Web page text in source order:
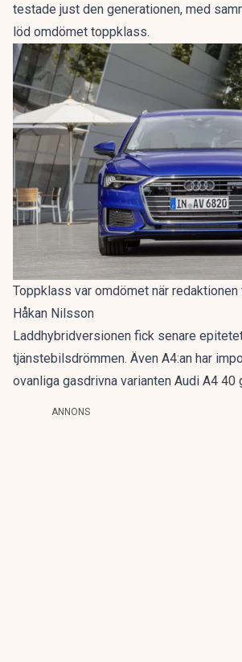
testade just den generationen, med
löd omdömet toppklass.
Toppklass var omdömet när redaktionen
Håkan Nilsson
Laddhybridversionen fick senare
tjänstebilsdrömmen. Även A4:an har
ovanliga gasdrivna varianten Audi A4 40
ANNONS